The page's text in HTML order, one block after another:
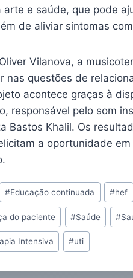
e saúde, que pode
de aliviar sintomas
Vilanova, a
nas questões de
acontece graças à
responsável pelo som
Bastos Khalil. Os
a oportunidade
#Educação continuada #hef
do paciente #Saúde #
Intensiva #uti